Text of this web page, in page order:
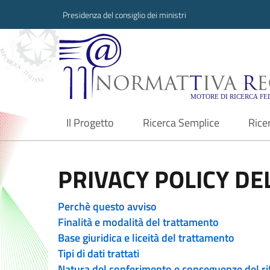
Presidenza del consiglio dei ministri
Normattiva
Il Progetto
current Ricerca Semplice
PRIVACY POLICY
Perchè questo avviso
Finalità e modalità del trattamento
Base giuridica e liceità del trattamento
Tipi di dati trattati